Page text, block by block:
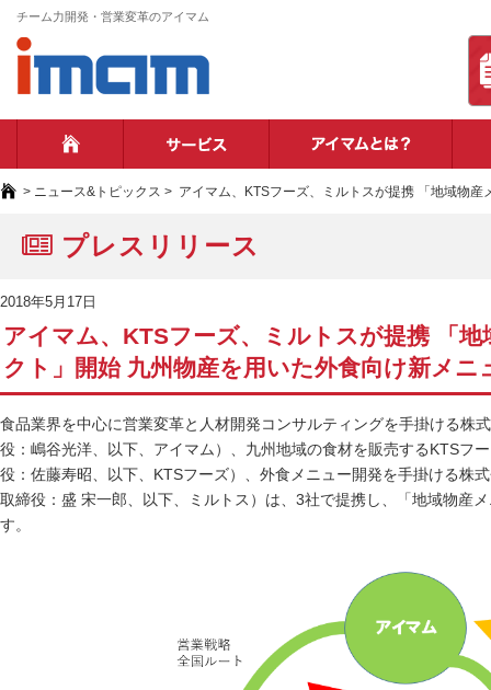
チーム力開発・営業変革のアイマム
> ニュース&トピックス > アイマム、KTSフーズ、ミルトスが提携 「地域物
プレスリリース
2018年5月17日
アイマム、KTSフーズ、ミルトスが提携 「
クト」開始 九州物産を用いた外食向け新メニ
食品業界を中心に営業変革と人材開発コンサルティングを手掛ける株
役：嶋谷光洋、以下、アイマム）、九州地域の食材を販売するKTSフ
役：佐藤寿昭、以下、KTSフーズ）、外食メニュー開発を手掛ける株
取締役：盛 宋一郎、以下、ミルトス）は、3社で提携し、「地域物産
す。